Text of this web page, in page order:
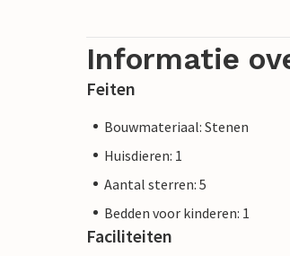
Informatie
Feiten
Bouwmateriaal: Stenen
Huisdieren: 1
Aantal sterren: 5
Bedden voor kinderen: 1
Faciliteiten